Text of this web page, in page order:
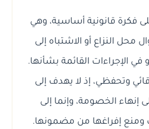
فكرة قانونية أساسية، وهي
محل النزاع أو الاشتباه إلى
الإجراءات القائمة بشأنها.
وتحفظي، إذ لا يهدف إلى
إنهاء الخصومة، وإنما إلى
ومنع إفراغها من مضمونها.